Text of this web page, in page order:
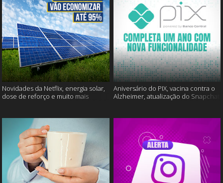
Novidades da Netflix, energia solar,
dose de reforço e muito mais
Aniversário do PIX, vacina contra o
Alzheimer, atualização do Snapchat